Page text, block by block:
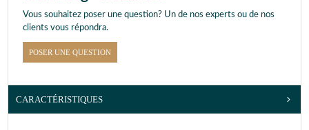
Vous souhaitez poser une question? Un de nos experts ou de nos
clients vous répondra.
POSER UNE QUESTION
CARACTÉRISTIQUES